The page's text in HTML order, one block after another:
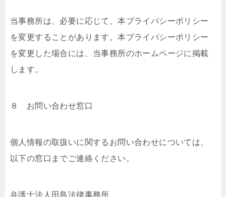
当事務所は、必要に応じて、本プライバシーポリシー
を変更することがあります。本プライバシーポリシー
を変更した場合には、当事務所のホームページに掲載
します。
８ お問い合わせ窓口
個人情報の取扱いに関するお問い合わせについては、
以下の窓⼝までご連絡ください。
弁護士法人田島法律事務所